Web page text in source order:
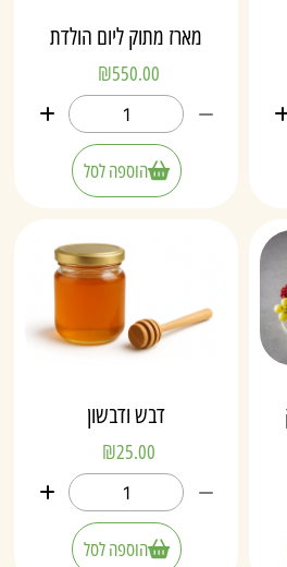
מארז מתוק ליום הולדת
₪550.00
הוספה לסל
דבש ודבשון
₪25.00
הוספה לסל